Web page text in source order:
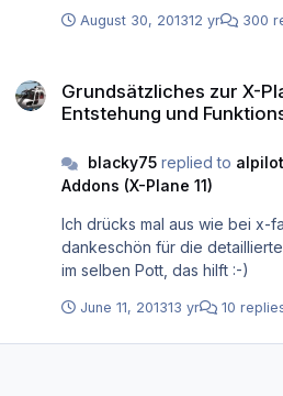
August 30, 201312 yr 300
Grundsätzliches zur X-
Entstehung und
blacky75replied to
Addons (X-Plane 11)
Ich drücks mal aus wie bei x-
dankeschön für die
im selben Pott, das hilft :-)
June 11, 201313 yr 10